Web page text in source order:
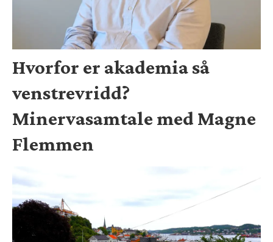
Hvorfor er akademia så
venstrevridd?
Minervasamtale med Magne
Flemmen